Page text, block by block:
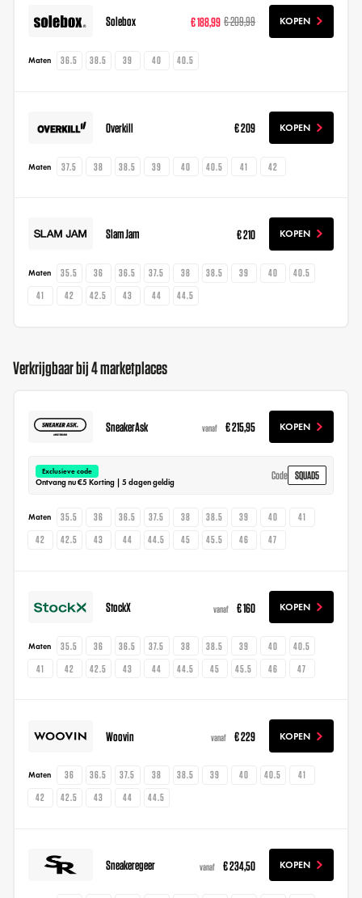
Solebox € 188,99 € 209,99 KOPEN
Maten 36.5 38.5 39 40 40.5
Overkill € 209 KOPEN
Maten 37.5 38 38.5 39 40 40.5 41 42
Slam Jam € 210 KOPEN
Maten 35.5 36 36.5 37.5 38 38.5 39 40
40.5
41
42 42.5 43 44 44.5
Verkrijgbaar bij 4 marketplaces
SneakerAsk vanaf € 215,95 KOPEN
Exclusieve code
Ontvang nu €5 Korting | 5 dagen geldig
Code SQUAD5
Maten 35.5 36 36.5 37.5 38 38.5 39 40
41
42
42.5 43 44 44.5 45 45.5 46 47
StockX vanaf € 160 KOPEN
Maten 35.5 36 36.5 37.5 38 38.5 39 40
40.5
41
42 42.5 43 44 44.5 45 45.5 46 47
Woovin vanaf € 229 KOPEN
Maten 36 36.5 37.5 38 38.5 39 40 40.5
41
42
42.5 43 44 44.5
Sneakeregeer vanaf € 234,50 KOPEN